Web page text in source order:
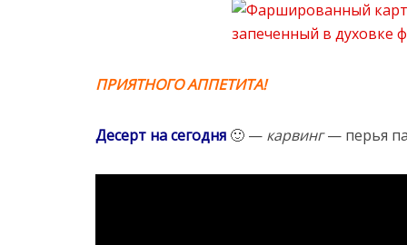
ПРИЯТНОГО АППЕТИТА!
Десерт на сегодня 🙂 — карвинг— перья